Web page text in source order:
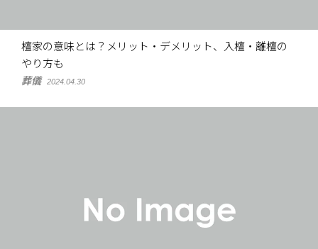
檀家の意味とは？メリット・デメリット、入檀・離檀の
やり方も
葬儀 2024.04.30